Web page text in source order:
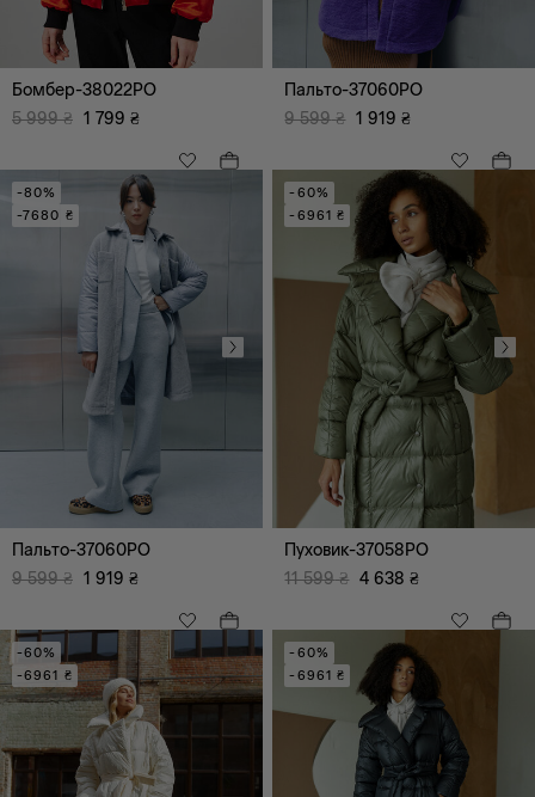
Шорти
Сукні, сарафани
Корсети
M
Бомбер-38022PO
5 999 ₴ 1 799 ₴
Пальто-37060PO
9 599 ₴ 1 919 ₴
-80%
-7680 ₴
Пальто-37060PO
9 599 ₴ 1 919 ₴
-60%
-6961 ₴
Пуховик-37058PO
11 599 ₴ 4 638 ₴
-60%
-6961 ₴
-60%
-6961 ₴